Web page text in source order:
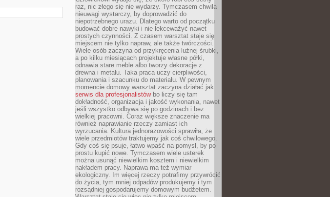
raz, nic złego się nie wydarzy. Tymczasem chwila
nieuwagi wystarczy, by doprowadzić do
niepotrzebnego urazu. Dlatego warto od początku
budować dobre nawyki i nie lekceważyć nawet
prostych czynności. Z czasem warsztat staje się
miejscem nie tylko napraw, ale także twórczości.
Wiele osób zaczyna od przykręcenia luźnej śrubki,
a po kilku miesiącach projektuje własne półki,
odnawia stare meble albo tworzy dekoracje z
drewna i metalu. Taka praca uczy cierpliwości,
planowania i szacunku do materiału. W pewnym
momencie domowy warsztat zaczyna działać jak
serwis dla profesjonalistówbo liczy się tam
dokładność, organizacja i jakość wykonania, nawet
jeśli wszystko odbywa się po godzinach i bez
wielkiej pracowni. Coraz większe znaczenie ma
również naprawianie rzeczy zamiast ich
wyrzucania. Kultura jednorazowości sprawiła, że
wiele przedmiotów traktujemy jak coś chwilowego.
Gdy coś się psuje, łatwo wpaść na pomysł, by po
prostu kupić nowe. Tymczasem wiele usterek
można usunąć niewielkim kosztem i niewielkim
nakładem pracy. Naprawa ma też wymiar
ekologiczny. Im więcej rzeczy potrafimy przywrócić
do życia, tym mniej odpadów produkujemy i tym
rozsądniej gospodarujemy domowym budżetem.